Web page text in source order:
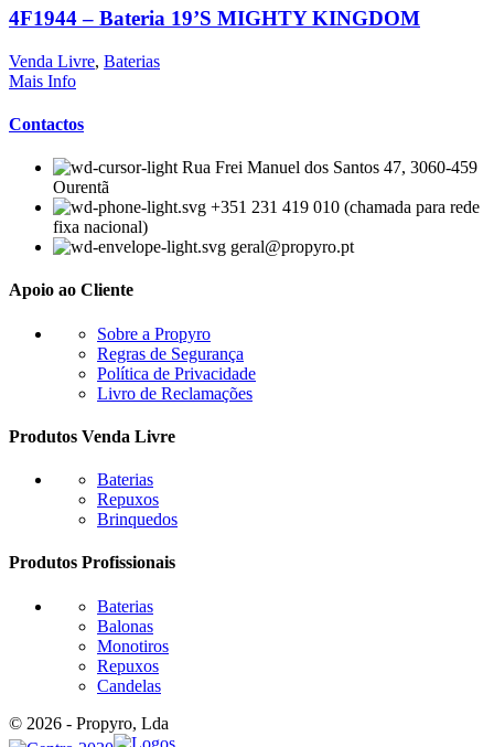
4F1944 – Bateria 19’S MIGHTY KINGDOM
Venda Livre, Baterias
Mais Info
Contactos
Rua Frei Manuel dos Santos 47, 3060-459
Ourentã​
+351 231 419 010 (chamada para rede
fixa nacional)
geral@propyro.pt
Apoio ao Cliente
Sobre a Propyro
Regras de Segurança
Política de Privacidade
Livro de Reclamações
Produtos Venda Livre
Baterias
Repuxos
Brinquedos
Produtos Profissionais
Baterias
Balonas
Monotiros
Repuxos
Candelas
© 2026 - Propyro, Lda